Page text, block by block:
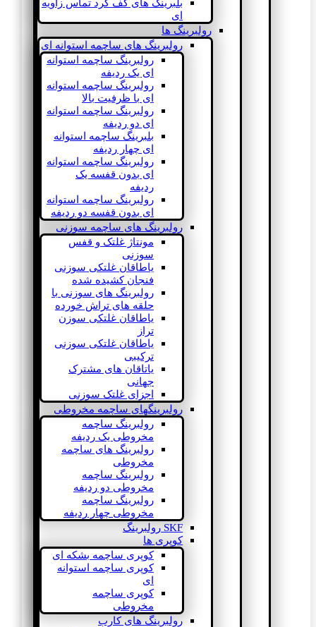
بلبرینگ های کف گرد تماس زاویه
ای
رولبرینگ ها
رولبرینگ های ساچمه استوانه ای
رولبرینگ ساچمه استوانه
ای یک ردیفه
رولبرینگ ساچمه استوانه
ای با ظرفیت بالا
رولبرینگ ساچمه استوانه
ای دو ردیفه
بلبرینگ ساچمه استوانه
ای چهار ردیفه
رولبرینگ ساچمه استوانه
ای بدون قفسه یک
ردیفه
رولبرینگ ساچمه استوانه
ای بدون قفسه دو ردیفه
رولبرینگ های ساچمه سوزنی
مونتاژ غلتک و قفس
سوزنی
یاطاقان غلتکی سوزنی
فنجان کشیده شده
رولبرینگ های سوزنی با
حلقه های تراش خورده
یاطاقان غلتکی سوزن
تراز
یاطاقان غلتکی سوزنی
ترکیبی
یاتاقان های مشترک
جهانی
اجزای غلتک سوزنی
رولبرینگهای ساچمه مخروطی
رولبرینگ ساچمه
مخروطی یک ردیفه
رولبرینگ های ساچمه
مخروطی
رولبرینگ ساچمه
مخروطی دو ردیفه
رولبرینگ ساچمه
مخروطی چهار ردیفه
SKF رولبرینگ
کوپری ها
کوپری ساچمه بشکه ای
کوپری ساچمه استوانه
ای
کوپری ساچمه
مخروطی
رولبرینگ های کارب